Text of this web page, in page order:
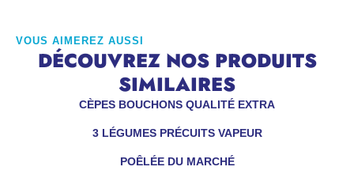
VOUS AIMEREZ AUSSI
DÉCOUVREZ NOS PRODUITS
SIMILAIRES
CÈPES BOUCHONS QUALITÉ EXTRA
3 LÉGUMES PRÉCUITS VAPEUR
POÊLÉE DU MARCHÉ